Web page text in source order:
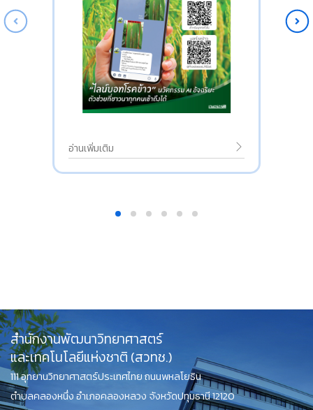
อ่านเพิ่มเติม
สำนักงานพัฒนาวิทยาศาสตร์
และเทคโนโลยีแห่งชาติ (สวทช.)
111 อุทยานวิทยาศาสตร์ประเทศไทย ถนนพหลโยธิน
ตำบลคลองหนึ่ง อำเภอคลองหลวง จังหวัดปทุมธานี 12120